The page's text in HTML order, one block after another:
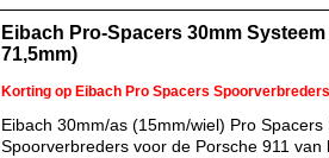
Eibach Pro-Spacers 30mm
71,5mm)
Korting op Eibach Pro Spacers
Eibach 30mm/as (15mm/wiel) Pro Spacers
Spoorverbreders voor de Porsche 911 van